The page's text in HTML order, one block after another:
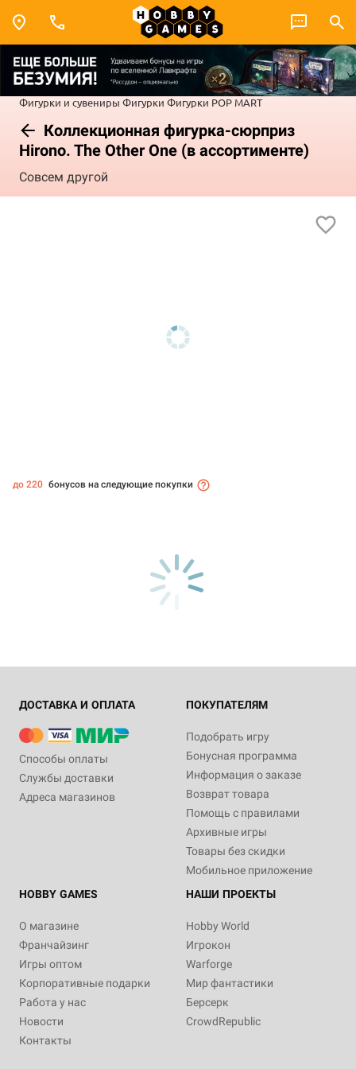
Фигурки и сувениры Фигурки Фигурки POP MART
Коллекционная фигурка-сюрприз
Hirono. The Other One (в ассортименте)
Совсем другой
до 220 бонусов на следующие покупки
ДОСТАВКА И ОПЛАТА
Способы оплаты
Службы доставки
Адреса магазинов
ПОКУПАТЕЛЯМ
Подобрать игру
Бонусная программа
Информация о заказе
Возврат товара
Помощь с правилами
Архивные игры
Товары без скидки
Мобильное приложение
HOBBY GAMES
О магазине
Франчайзинг
Игры оптом
Корпоративные подарки
Работа у нас
Новости
Контакты
НАШИ ПРОЕКТЫ
Hobby World
Игрокон
Warforge
Мир фантастики
Берсерк
CrowdRepublic